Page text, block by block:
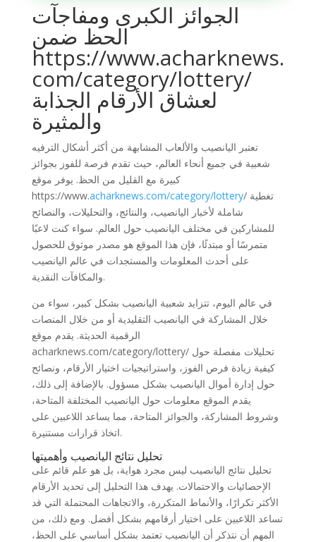
الجوائز الكبرى ومفاجآت
الحظ ضمن
https://www.acharknews.
com/category/lottery/
لعشاق الأرقام الجذابة
والمثيرة
تعتبر اليانصيب والألعاب المشابهة من أكثر أشكال الترفيه
شعبية في جميع أنحاء العالم، حيث تقدم فرصة للفوز بجوائز
كبيرة مع القليل من الحظ. يوفر موقع
https://www.acharknews.com/category/lottery/ تغطية
شاملة لأخبار اليانصيب، والنتائج، والتحليلات، والنصائح
للمشاركين في مختلف اليانصيب حول العالم. سواء كنت لاعبًا
متمرسًا أو مبتدئًا، فإن هذا الموقع هو مصدر موثوق للحصول
على أحدث المعلومات والمستجدات في عالم اليانصيب
والمكافآت النقدية.
في عالم اليوم، تتزايد شعبية اليانصيب بشكل كبير، سواء من
خلال المشاركة في اليانصيب التقليدية أو من خلال المنصات
الرقمية الحديثة. يقدم موقع
acharknews.com/category/lottery/ تحليلات مفصلة حول
كيفية زيادة فرص الفوز، واستراتيجيات اختيار الأرقام، ونصائح
حول إدارة أموال اليانصيب بشكل مسؤول. بالإضافة إلى ذلك،
يقدم الموقع معلومات حول اليانصيب المختلفة المتاحة،
وشروط المشاركة، والجوائز المتاحة، مما يساعد اللاعبين على
اتخاذ قرارات مستنيرة.
تحليل نتائج اليانصيب وأهميتها
تحليل نتائج اليانصيب ليس مجرد هواية، بل هو علم قائم على
الإحصائيات والاحتمالات. يهدف هذا التحليل إلى تحديد الأرقام
الأكثر تكرارًا، والأنماط المتكررة، والاتجاهات المحتملة التي قد
تساعد اللاعبين على اختيار أرقامهم بشكل أفضل. ومع ذلك، من
المهم أن نتذكر أن اليانصيب تعتمد بشكل أساسي على الحظ،